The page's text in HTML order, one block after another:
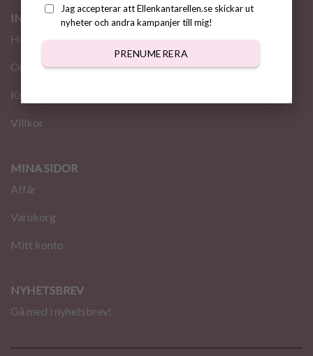
Jag accepterar att Ellenkantarellen.se skickar ut
nyheter och andra kampanjer till mig!
PRENUMERERA
INFORMATION
Hem
Om oss
Kontakt
Villkor
MINA SIDOR
Affär
Varukorg
Mitt konto
NYHETSBREV
Gå med i nyhetsbrev!